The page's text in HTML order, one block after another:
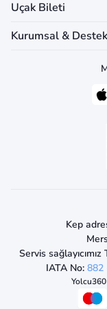
Uçak Bileti
Kurumsal & Destek
Kep
Servis
IATA No: 882